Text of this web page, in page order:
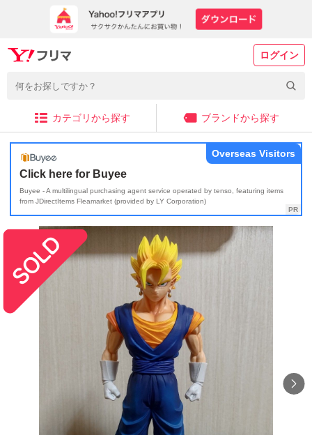
ログイン
カテゴリから探す ブランドから探す
Click here for Buyee
Buyee - A multilingual purchasing agent service operated by tenso, featuring items
from JDirectItems Fleamarket (provided by LY Corporation)
Overseas Visitors